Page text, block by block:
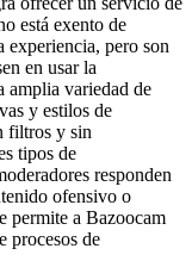
está exento de
experiencia, pero son
en usar la
amplia variedad de
y estilos de
filtros y sin
tipos de
responden
ofensivo o
permite a Bazoocam
procesos de